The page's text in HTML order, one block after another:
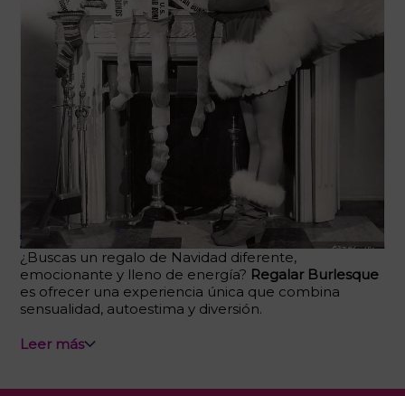
¿Buscas un regalo de Navidad diferente,
emocionante y lleno de energía? Regalar Burlesque
es ofrecer una experiencia única que combina
sensualidad, autoestima y diversión.
Leer más